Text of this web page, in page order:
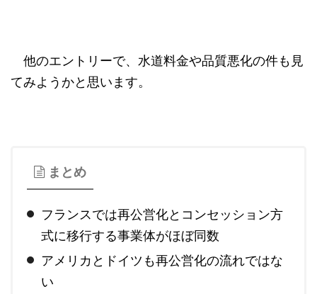
他のエントリーで、水道料金や品質悪化の件も見
てみようかと思います。
まとめ
フランスでは再公営化とコンセッション方
式に移行する事業体がほぼ同数
アメリカとドイツも再公営化の流れではな
い